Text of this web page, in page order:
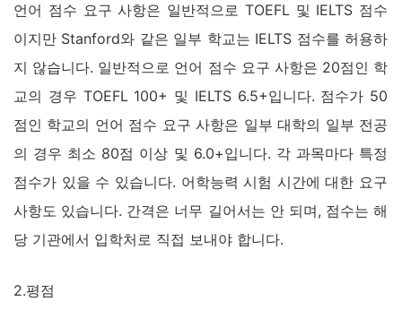
언어 점수 요구 사항은 일반적으로 TOEFL 및 IELTS 점수
이지만 Stanford와 같은 일부 학교는 IELTS 점수를 허용하
지 않습니다. 일반적으로 언어 점수 요구 사항은 20점인 학
교의 경우 TOEFL 100+ 및 IELTS 6.5+입니다. 점수가 50
점인 학교의 언어 점수 요구 사항은 일부 대학의 일부 전공
의 경우 최소 80점 이상 및 6.0+입니다. 각 과목마다 특정
점수가 있을 수 있습니다. 어학능력 시험 시간에 대한 요구
사항도 있습니다. 간격은 너무 길어서는 안 되며, 점수는 해
당 기관에서 입학처로 직접 보내야 합니다.
2.평점